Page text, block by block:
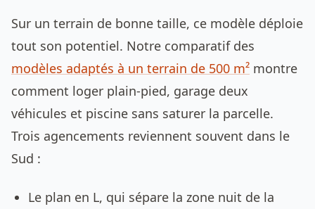
Sur un terrain de bonne taille, ce modèle déploie
tout son potentiel. Notre comparatif des
modèles adaptés à un terrain de 500 m² montre
comment loger plain-pied, garage deux
véhicules et piscine sans saturer la parcelle.
Trois agencements reviennent souvent dans le
Sud :
Le plan en L, qui sépare la zone nuit de la